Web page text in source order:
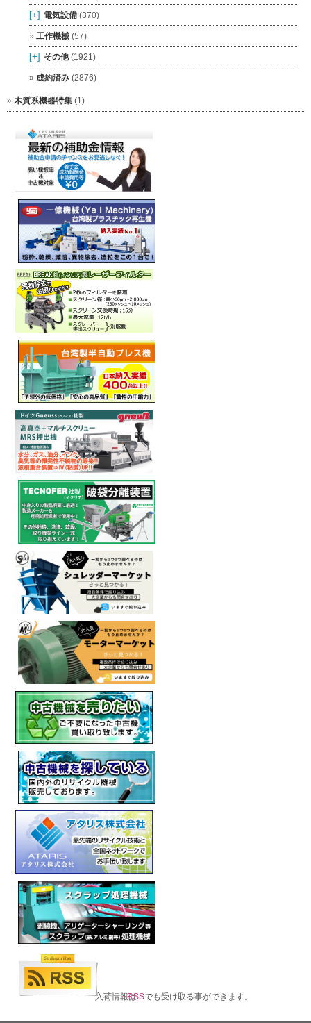
[+] 電気設備 (370)
工作機械 (57)
[+] その他(1921)
成約済み (2876)
木質系機器特集 (1)
入荷情報はRSSでも受け取る事ができます。